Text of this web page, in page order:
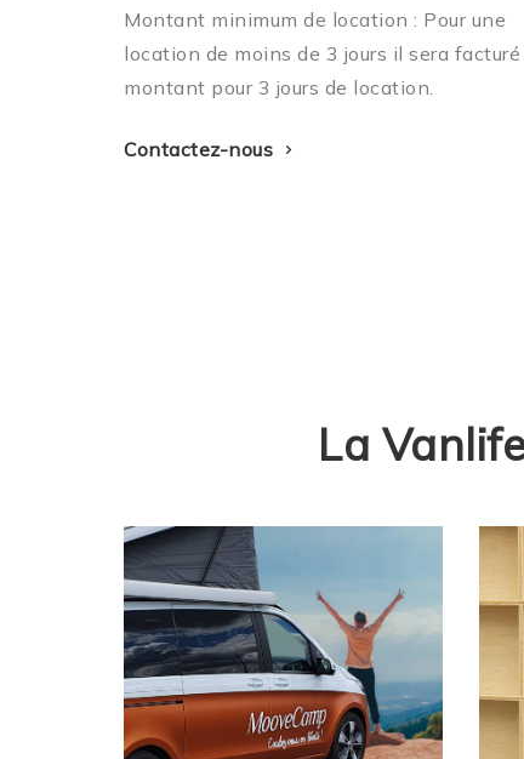
Montant minimum de location : Pour une
location de moins de 3 jours il sera facturé
montant pour 3 jours de location.
Contactez-nous
La